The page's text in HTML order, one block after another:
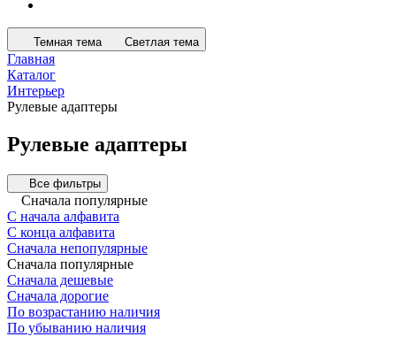
Темная тема Светлая тема
Главная
Каталог
Интерьер
Рулевые адаптеры
Рулевые адаптеры
Все фильтры
Сначала популярные
С начала алфавита
С конца алфавита
Сначала непопулярные
Сначала популярные
Сначала дешевые
Сначала дорогие
По возрастанию наличия
По убыванию наличия